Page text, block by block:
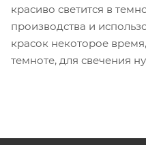
красиво светится в
производства и
красок некоторое
темноте, для свечения ну